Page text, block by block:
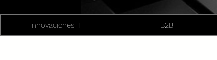
Innovaciones IT B2B